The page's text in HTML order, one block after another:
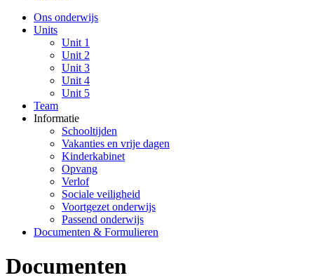
Ons onderwijs
Units
Unit 1
Unit 2
Unit 3
Unit 4
Unit 5
Team
Informatie
Schooltijden
Vakanties en vrije dagen
Kinderkabinet
Opvang
Verlof
Sociale veiligheid
Voortgezet onderwijs
Passend onderwijs
Documenten & Formulieren
Documenten